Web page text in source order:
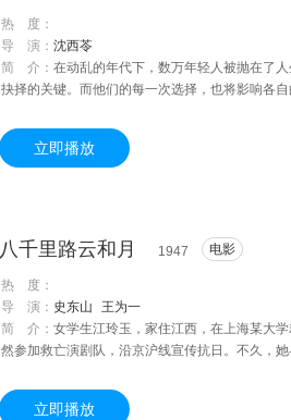
热 度：
导 演： 沈西苓
简 介： 在动乱的年代下，数万年轻人被抛在了
抉择的关键。而他们的每一次选择，也将影响各
空有一身才学却无法在乱世找到自己的位置。绝
到一份工作。在一次冲突中，老赵结识了在纱
立即播放
八千里路云和月 1947 电影
热 度：
导 演： 史东山
王为一
简 介： 女学生江玲玉，家住江西，在上海某大
然参加救亡演剧队，沿京沪线宣传抗日。不久，
婚。周家荣摇身变为“接收大员”，返沪前寻访玲
不得已仍寄居姨母家。周家荣靠“接收”大发横财
立即播放